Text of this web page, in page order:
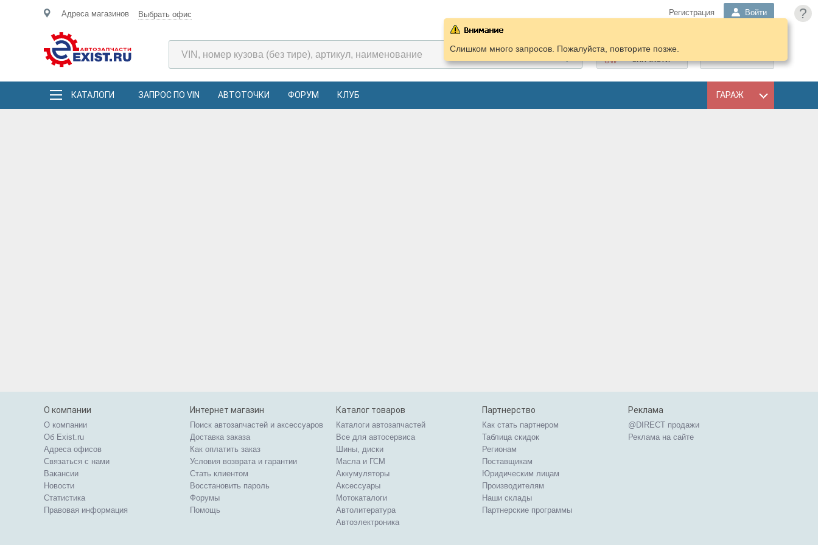
?
Адреса магазинов Выбрать офис Регистрация Войти
ПОДОБРАТЬ
ЗАПЧАСТИ
КАТАЛОГИ ЗАПРОС ПО VIN АВТОТОЧКИ ФОРУМ КЛУБ ГАРАЖ
Слишком много запросов. Пожалуйста, повторите позже.
О компании
О компании
Об Exist.ru
Адреса офисов
Связаться с нами
Вакансии
Новости
Статистика
Правовая информация
Интернет магазин
Поиск автозапчастей и аксессуаров
Доставка заказа
Как оплатить заказ
Условия возврата и гарантии
Стать клиентом
Восстановить пароль
Форумы
Помощь
Каталог товаров
Каталоги автозапчастей
Все для автосервиса
Шины, диски
Масла и ГСМ
Аккумуляторы
Аксессуары
Мотокаталоги
Автолитература
Автоэлектроника
Партнерство
Как стать партнером
Таблица скидок
Регионам
Поставщикам
Юридическим лицам
Производителям
Наши склады
Партнерские программы
Реклама
@DIRECT продажи
Реклама на сайте